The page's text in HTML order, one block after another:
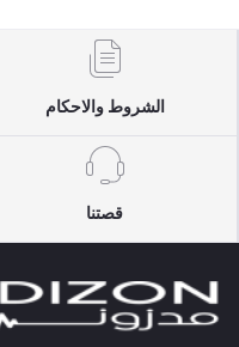
الشروط والاحكام
قصتنا